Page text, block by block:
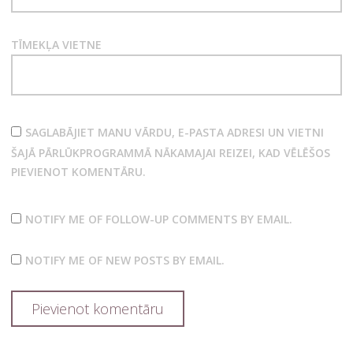
TĪMEKĻA VIETNE
SAGLABĀJIET MANU VĀRDU, E-PASTA ADRESI UN VIETNI
ŠAJĀ PĀRLŪKPROGRAMMĀ NĀKAMAJAI REIZEI, KAD VĒLĒŠOS
PIEVIENOT KOMENTĀRU.
NOTIFY ME OF FOLLOW-UP COMMENTS BY EMAIL.
NOTIFY ME OF NEW POSTS BY EMAIL.